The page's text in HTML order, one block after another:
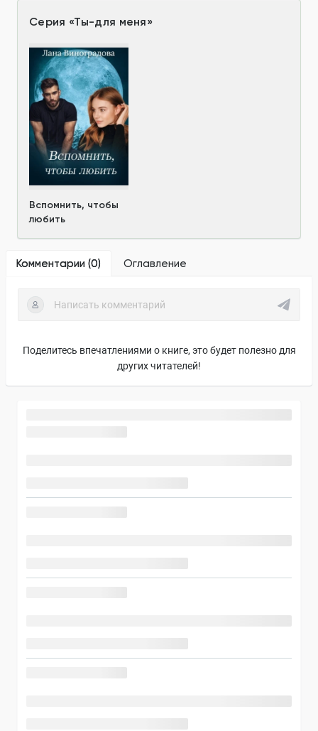
Серия «Ты-для меня»
Вспомнить, чтобы
любить
Комментарии (0) Оглавление
Поделитесь впечатлениями о книге, это будет полезно для
других читателей!